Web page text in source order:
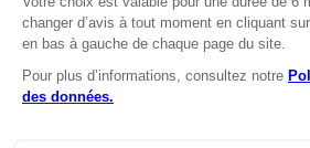
Protection des données
LignÉthique
Caractéristiques